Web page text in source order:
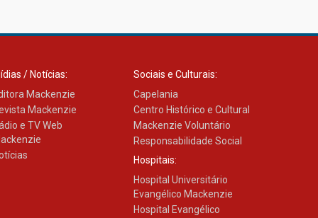
educação superior
/ Notícias:
Mackenzie
Mackenzie
e TV Web
Sociais e Culturais:
Capelania
Centro Histórico e Cultural
Mackenzie Voluntário
Responsabilidade Social
Hospitais:
Hospital Universitário
Evangélico Mackenzie
Hospital Evangélico